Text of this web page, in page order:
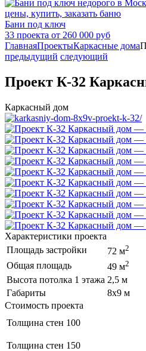
Бани под ключ
33 проекта от 260 000 руб
ГлавнаяПроектыКаркасные дома
предыдущий следующий
Проект К-32
Каркасный дом
Характеристики проекта
Площадь застройки
72 м2
Общая площадь 49 м2
Высота потолка 1 этажа 2,5 м
Габариты
8х9 м
Стоимость проекта
Толщина стен 100
Толщина стен 150